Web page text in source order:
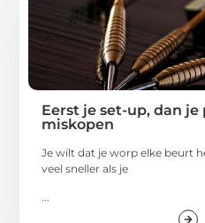
Eerst je set-up, dan
miskopen
Je wilt dat je worp elke beurt
veel sneller als je
...